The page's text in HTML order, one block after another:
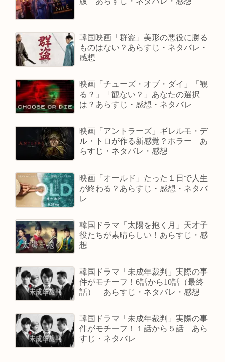
韓国映画「群盗」美形の悪役に勝る
ものはない？あらすじ・ネタバレ・
感想
映画「チューズ・オブ・ダイ」「観
る？」「観ない？」あなたの選択
は？あらすじ・感想・ネタバレ
映画「アントラーズ」ギレルモ・デ
ル・トロが作る新感覚？ホラー あ
らすじ・ネタバレ・感想
映画「オールド」たった１日で人生
が終わる？あらすじ・感想・ネタバ
レ
韓国ドラマ「太陽を抱く月」天才子
役たちが素晴らしい！あらすじ・感
想
韓国ドラマ「未成年裁判」実際の事
件がモチーフ！6話から10話（最終
話） あらすじ・ネタバレ・感想
韓国ドラマ「未成年裁判」実際の事
件がモチーフ！１話から５話 あら
すじ・ネタバレ